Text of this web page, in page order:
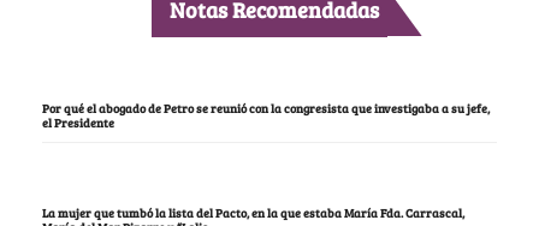
Notas Recomendadas
Por qué el abogado de Petro se reunió con la congresista que investigaba a su jefe,
el Presidente
La mujer que tumbó la lista del Pacto, en la que estaba María Fda. Carrascal,